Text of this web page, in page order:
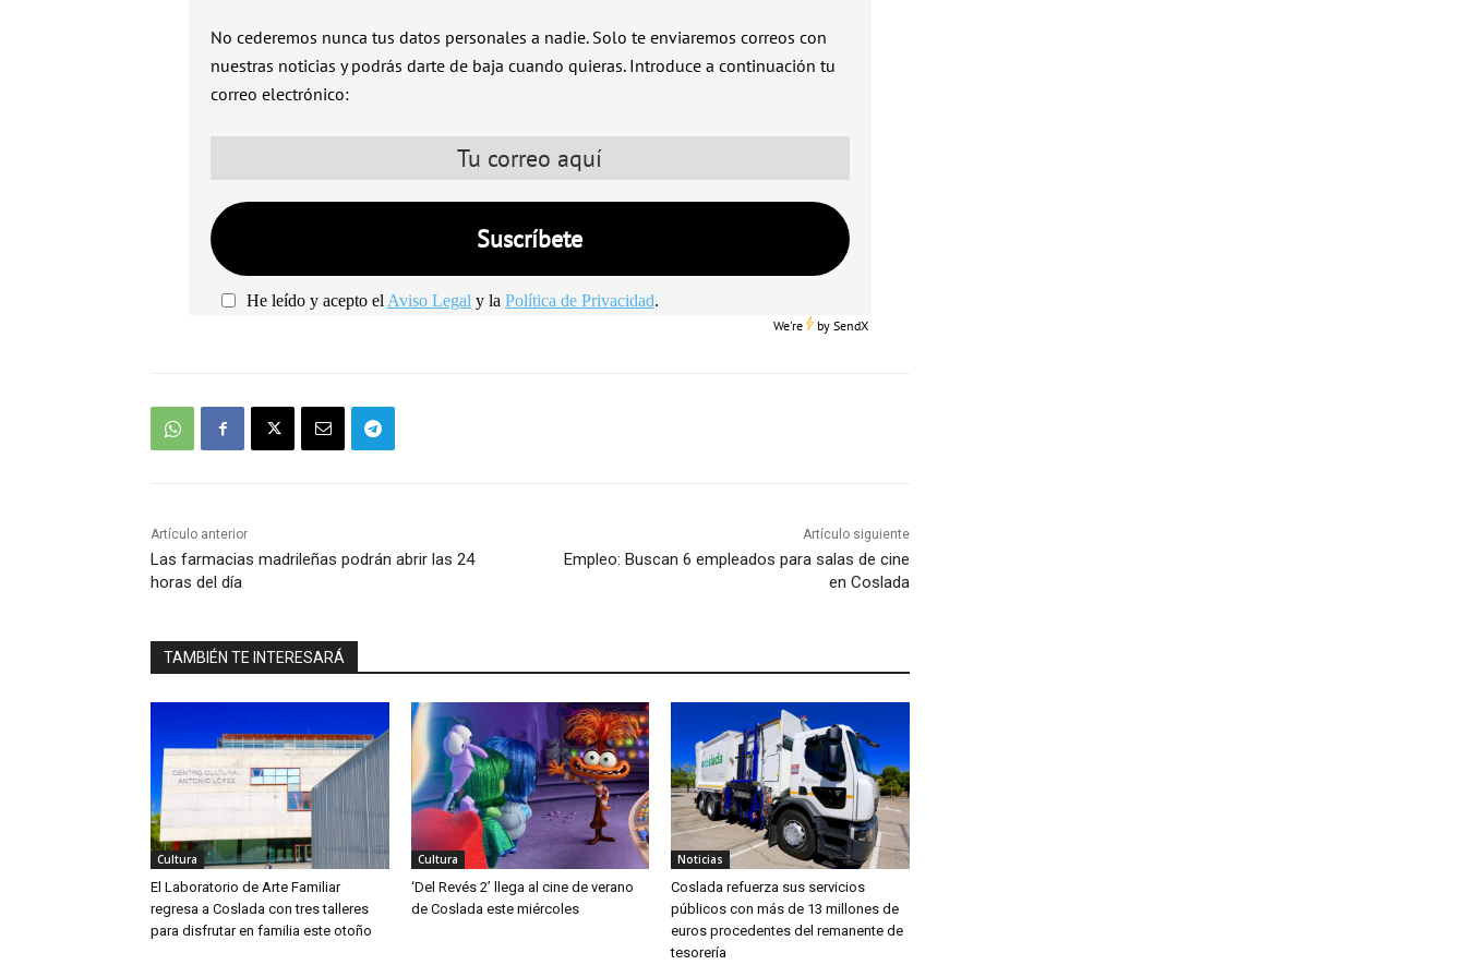
No cederemos nunca tus datos personales a nadie. Solo te enviaremos correos con
nuestras noticias y podrás darte de baja cuando quieras. Introduce a continuación tu
correo electrónico:
He leído y acepto el Aviso Legal y la Política de Privacidad.
We're bySendX
Artículo anterior
Las farmacias madrileñas podrán abrir las 24
horas del día
Artículo siguiente
Empleo: Buscan 6 empleados para salas de cine
en Coslada
TAMBIÉN TE INTERESARÁ
Cultura
El Laboratorio de Arte Familiar
regresa a Coslada con tres talleres
para disfrutar en familia este otoño
Cultura
‘Del Revés 2’ llega al cine de verano
de Coslada este miércoles
Noticias
Coslada refuerza sus servicios
públicos con más de 13 millones de
euros procedentes del remanente de
tesorería